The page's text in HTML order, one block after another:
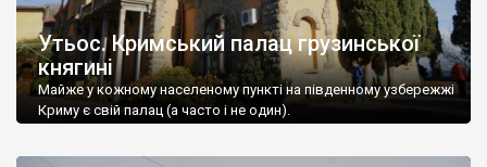
Утьос. Кримський палац грузинської
княгині
Майже у кожному населеному пункті на південному узбережжі
Криму є свій палац (а часто і не один).